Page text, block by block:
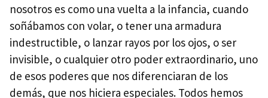
nosotros es como una vuelta a la infancia, cuando
soñábamos con volar, o tener una armadura
indestructible, o lanzar rayos por los ojos, o ser
invisible, o cualquier otro poder extraordinario, uno
de esos poderes que nos diferenciaran de los
demás, que nos hiciera especiales. Todos hemos